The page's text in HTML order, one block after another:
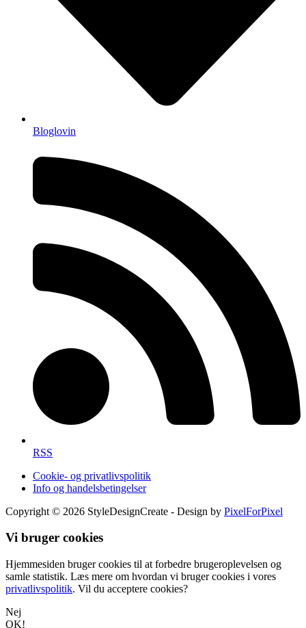
Bloglovin
RSS
Cookie- og privatlivspolitik
Info og handelsbetingelser
Copyright © 2026 StyleDesignCreate - Design by PixelForPixel
Vi bruger cookies
Hjemmesiden bruger cookies til at forbedre brugeroplevelsen og
samle statistik. Læs mere om hvordan vi bruger cookies i vores
privatlivspolitik. Vil du acceptere cookies?
Nej
OK!